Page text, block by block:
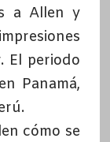
a Allen y
El periodo
Panamá,
cómo se